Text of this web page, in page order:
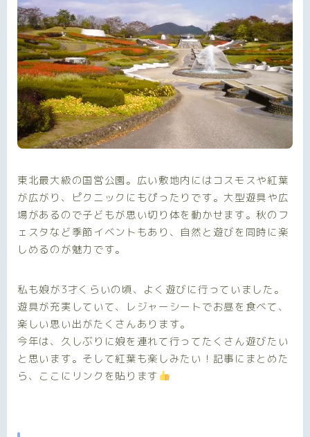
東北最大級の国営公園。広い敷地内にはコスモスや紅葉
が広がり、ピクニックにもぴったりです。大型遊具や広
場があるので子どもが思い切り体を動かせます。秋のフ
ェスタなど季節イベントもあり、自然と遊びを同時に楽
しめるのが魅力です。
私も娘が3才くらいの頃、よく遊びに行っていました。
遊具が充実していて、レジャーシートでお昼を食べて、
楽しい思い出がたくさんあります。
今年は、久しぶりに娘を連れて行ってたくさん遊びたい
と思います。そして紅葉も楽しみたい！記事にまとめた
ら、ここにリンクを貼ります